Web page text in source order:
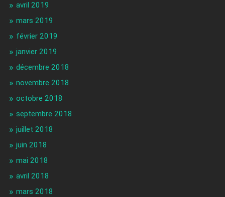
avril 2019
mars 2019
février 2019
janvier 2019
décembre 2018
novembre 2018
octobre 2018
septembre 2018
juillet 2018
juin 2018
mai 2018
avril 2018
mars 2018